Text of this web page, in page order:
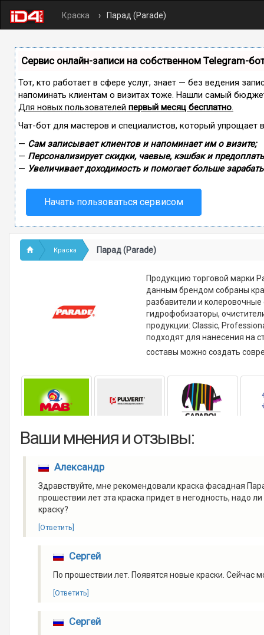
Краска Парад (Parade)
Сервис онлайн-записи на собственном Telegram-
Тот, кто работает в сфере услуг, знает — без ведения
напоминать клиентам о визитах тоже. Нашли самый
Для новых пользователей первый месяц бесплатно.
Чат-бот для мастеров и специалистов, который упрощает
— Сам записывает клиентов и напоминает им о визите;
— Персонализирует скидки, чаевые, кэшбэк и
— Увеличивает доходимость и помогает больше
Начать пользоваться сервисом
Краска Парад (Parade)
Продукцию торговой марки
данным брендом собраны
разбавители и
гидрофобизаторы,
продукции: Classic,
подходят для нанесения на
составы можно создать
Ваши мнения и отзывы:
Александр
Здравствуйте, мне рекомендовали краска фасадная
прошествии лет эта краска придет в негодность, надо
краску?
[Ответить]
Сергей
По прошествии лет. Появятся новые краски. Сейчас
[Ответить]
Сергей